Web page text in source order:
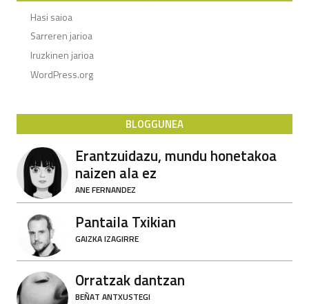
Hasi saioa
Sarreren jarioa
Iruzkinen jarioa
WordPress.org
BLOGGUNEA
Erantzuidazu, mundu honetakoa
naizen ala ez
ANE FERNANDEZ
Pantaila Txikian
GAIZKA IZAGIRRE
Orratzak dantzan
BEÑAT ANTXUSTEGI